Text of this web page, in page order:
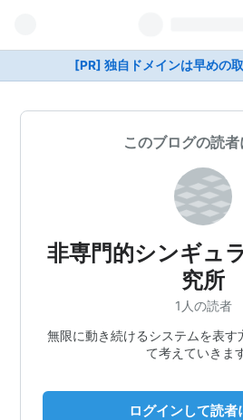
[PR] 独自ドメインは早めの
このブログの読者
非専門的シンギュ
究所
1人の読者
無限に動き続けるシステムを表す
て考えていきま
ログインして読者